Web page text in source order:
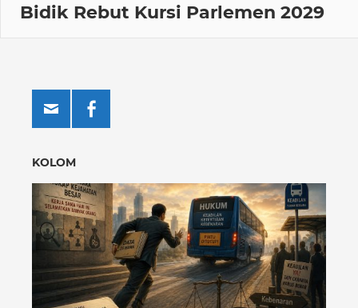
Bidik Rebut Kursi Parlemen 2029
KOLOM